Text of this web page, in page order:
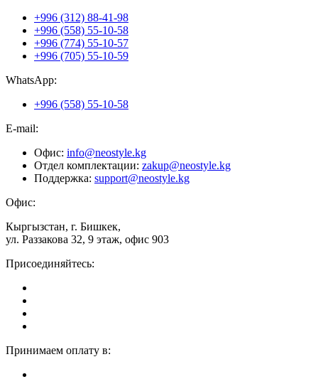
+996 (312) 88-41-98
+996 (558) 55-10-58
+996 (774) 55-10-57
+996 (705) 55-10-59
WhatsApp:
+996 (558) 55-10-58
E-mail:
Офис: info@neostyle.kg
Отдел комплектации: zakup@neostyle.kg
Поддержка: support@neostyle.kg
Офис:
Кыргызстан, г. Бишкек,
ул. Раззакова 32, 9 этаж, офис 903
Присоединяйтесь:
Принимаем оплату в: